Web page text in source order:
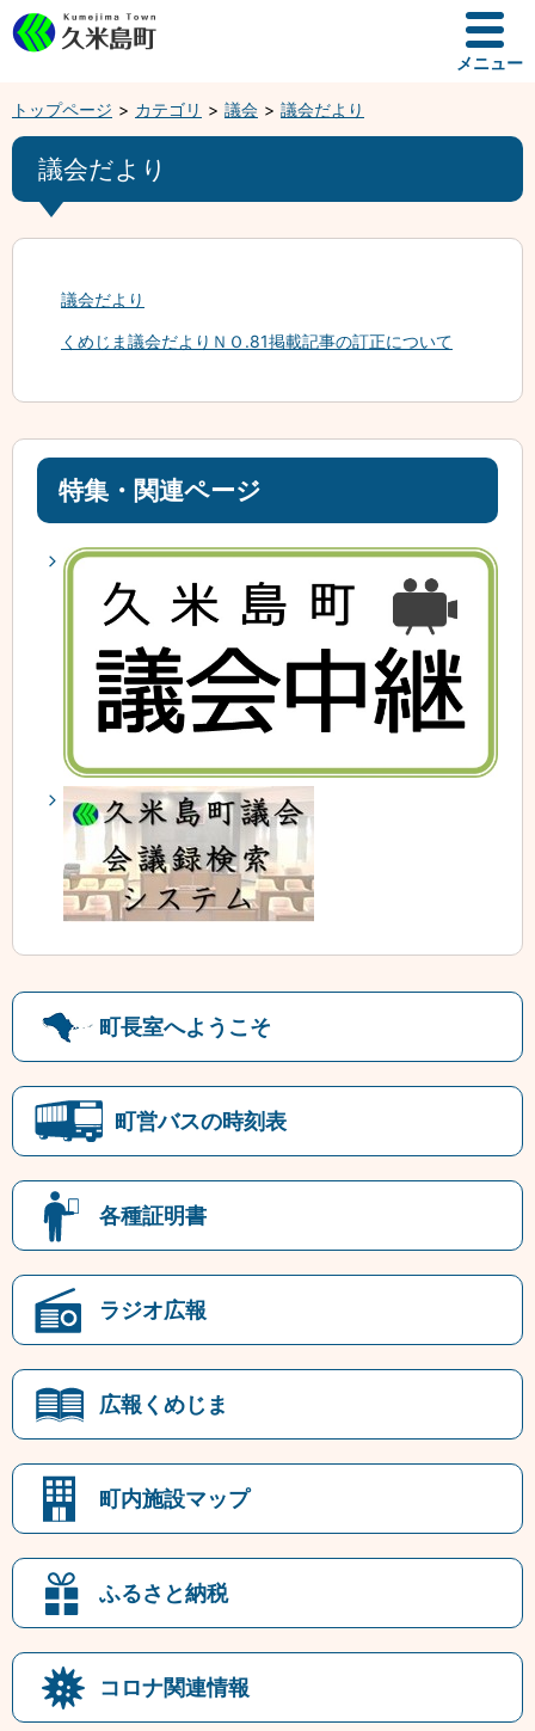
メニュー
トップページ カテゴリ 議会 議会だより
議会だより
議会だより
くめじま議会だよりＮＯ.81掲載記事の訂正について
特集・関連ページ
町長室へようこそ
町営バスの時刻表
各種証明書
ラジオ広報
広報くめじま
町内施設マップ
ふるさと納税
コロナ関連情報